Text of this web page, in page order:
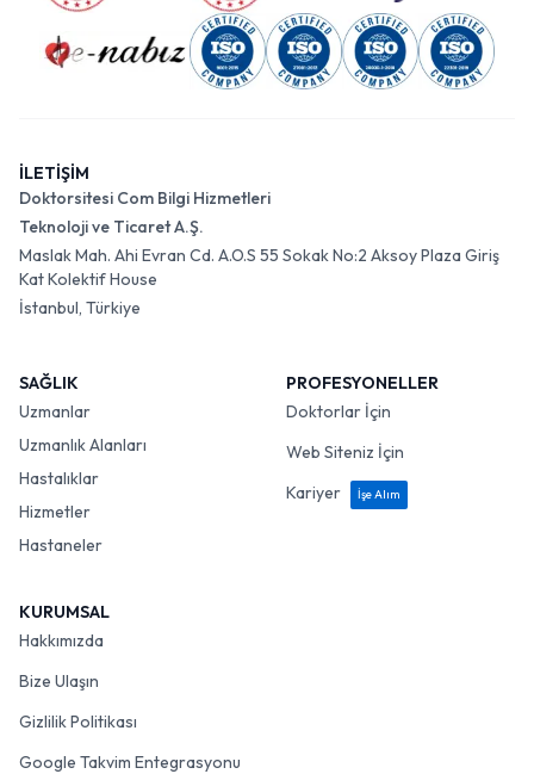
İLETİŞİM
Doktorsitesi Com Bilgi Hizmetleri
Teknoloji ve Ticaret A.Ş.
Maslak Mah. Ahi Evran Cd. A.O.S 55 Sokak No:2 Aksoy Plaza Giriş
Kat Kolektif House
İstanbul, Türkiye
SAĞLIK
Uzmanlar
Uzmanlık Alanları
Hastalıklar
Hizmetler
Hastaneler
PROFESYONELLER
Doktorlar İçin
Web Siteniz İçin
Kariyer
İşe Alım
KURUMSAL
Hakkımızda
Bize Ulaşın
Gizlilik Politikası
Google Takvim Entegrasyonu